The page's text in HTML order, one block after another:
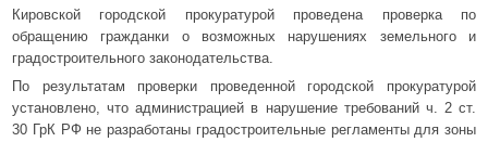
Кировской городской прокуратурой проведена проверка по
обращению гражданки о возможных нарушениях земельного и
градостроительного законодательства.
По результатам проверки проведенной городской прокуратурой
установлено, что администрацией в нарушение требований ч. 2 ст.
30 ГрК РФ не разработаны градостроительные регламенты для зоны